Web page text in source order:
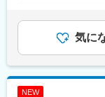
万円／42歳（
気に
NEW